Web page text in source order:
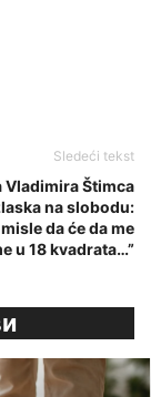
Sledeći tekst
Vladimira Štimca
na slobodu:
da će da me
u 18 kvadrata…”